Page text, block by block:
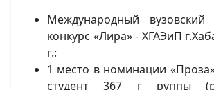
Международный вузовский
конкурс «Лира» - ХГАЭиП
г.:
1 место в номинации
студент 367 г руппы